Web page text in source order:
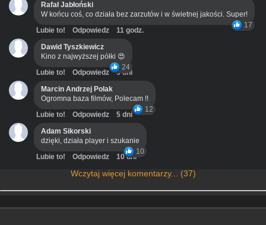
Rafał Jabłoński
W końcu coś, co działa bez zarzutów i w świetnej jakości. Super!
17
Lubie to! Odpowiedz
11 godz.
Dawid Tyszkiewicz
Kino z najwyższej półki 😍
24
Lubie to! Odpowiedz
3 dni
Marcin Andrzej Polak
Ogromna baza filmów, Polecam !!
12
Lubie to! Odpowiedz
5 dni
Adam Sikorski
dzięki, działa player i szukanie
10
Lubie to! Odpowiedz 10 dni
Wczytaj więcej komentarzy... (37)